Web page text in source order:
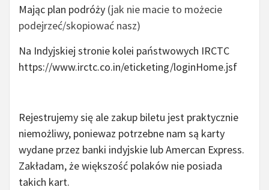
Mając plan podróży (jak nie macie to możecie
podejrzeć/skopiować nasz)
Na Indyjskiej stronie kolei państwowych IRCTC
https://www.irctc.co.in/eticketing/loginHome.jsf
Rejestrujemy się ale zakup biletu jest praktycznie
niemożliwy, poniewaz potrzebne nam są karty
wydane przez banki indyjskie lub Amercan Express.
Zakładam, że większość polaków nie posiada
takich kart.